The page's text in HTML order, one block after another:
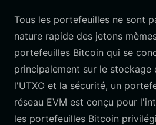
Tous les portefeuilles ne sont
nature rapide des jetons
portefeuilles Bitcoin qui se
principalement sur le stockage
l'UTXO et la sécurité, un
réseau EVM est conçu pour
les portefeuilles Bitcoin